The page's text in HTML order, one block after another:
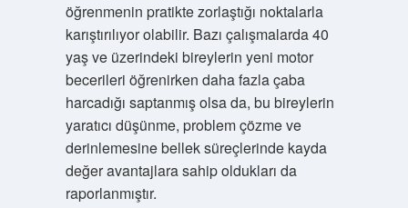
öğrenmenin pratikte zorlaştığı noktalarla
karıştırılıyor olabilir. Bazı çalışmalarda 40
yaş ve üzerindeki bireylerin yeni motor
becerileri öğrenirken daha fazla çaba
harcadığı saptanmış olsa da, bu bireylerin
yaratıcı düşünme, problem çözme ve
derinlemesine bellek süreçlerinde kayda
değer avantajlara sahip oldukları da
raporlanmıştır.